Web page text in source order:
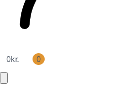
0kr. 0